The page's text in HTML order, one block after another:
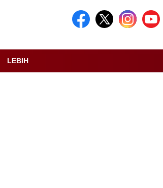
LEBIH